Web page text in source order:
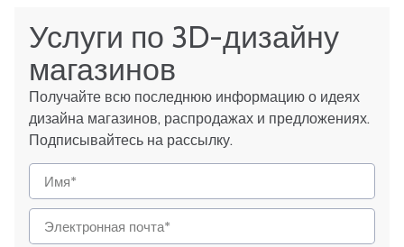
Услуги по 3D-дизайну
магазинов
Получайте всю последнюю информацию о идеях
дизайна магазинов, распродажах и предложениях.
Подписывайтесь на рассылку.